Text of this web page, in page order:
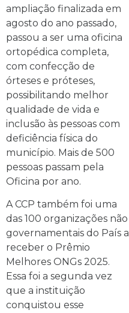
ampliação finalizada em
agosto do ano passado,
passou a ser uma oficina
ortopédica completa,
com confecção de
órteses e próteses,
possibilitando melhor
qualidade de vida e
inclusão às pessoas com
deficiência física do
município. Mais de 500
pessoas passam pela
Oficina por ano.
A CCP também foi uma
das 100 organizações não
governamentais do País a
receber o Prêmio
Melhores ONGs 2025.
Essa foi a segunda vez
que a instituição
conquistou esse